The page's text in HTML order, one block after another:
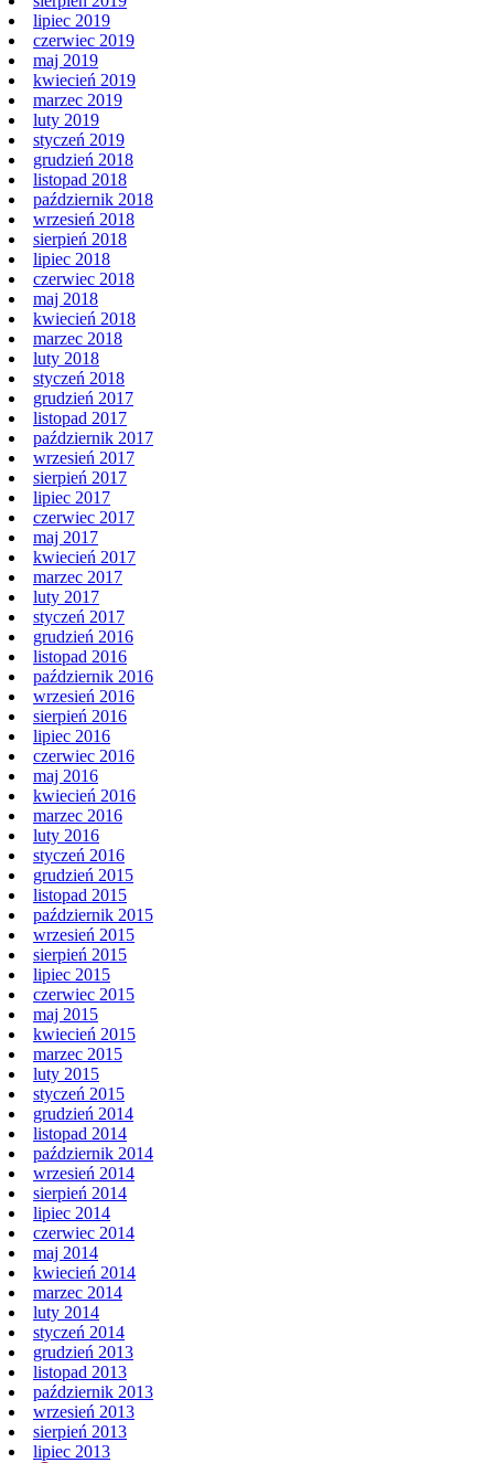
lipiec 2019
czerwiec 2019
maj 2019
kwiecień 2019
marzec 2019
luty 2019
styczeń 2019
grudzień 2018
listopad 2018
październik 2018
wrzesień 2018
sierpień 2018
lipiec 2018
czerwiec 2018
maj 2018
kwiecień 2018
marzec 2018
luty 2018
styczeń 2018
grudzień 2017
listopad 2017
październik 2017
wrzesień 2017
sierpień 2017
lipiec 2017
czerwiec 2017
maj 2017
kwiecień 2017
marzec 2017
luty 2017
styczeń 2017
grudzień 2016
listopad 2016
październik 2016
wrzesień 2016
sierpień 2016
lipiec 2016
czerwiec 2016
maj 2016
kwiecień 2016
marzec 2016
luty 2016
styczeń 2016
grudzień 2015
listopad 2015
październik 2015
wrzesień 2015
sierpień 2015
lipiec 2015
czerwiec 2015
maj 2015
kwiecień 2015
marzec 2015
luty 2015
styczeń 2015
grudzień 2014
listopad 2014
październik 2014
wrzesień 2014
sierpień 2014
lipiec 2014
czerwiec 2014
maj 2014
kwiecień 2014
marzec 2014
luty 2014
styczeń 2014
grudzień 2013
listopad 2013
październik 2013
wrzesień 2013
sierpień 2013
lipiec 2013